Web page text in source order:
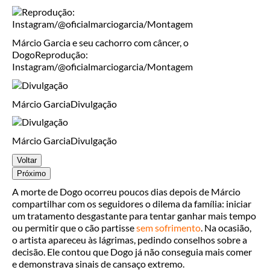
Márcio Garcia e seu cachorro com câncer, o
DogoReprodução:
Instagram/@oficialmarciogarcia/Montagem
Márcio GarciaDivulgação
Márcio GarciaDivulgação
Voltar
Próximo
A morte de Dogo ocorreu poucos dias depois de Márcio
compartilhar com os seguidores o dilema da família: iniciar
um tratamento desgastante para tentar ganhar mais tempo
ou permitir que o cão partissesem sofrimento. Na ocasião,
o artista apareceu às lágrimas, pedindo conselhos sobre a
decisão. Ele contou que Dogo já não conseguia mais comer
e demonstrava sinais de cansaço extremo.